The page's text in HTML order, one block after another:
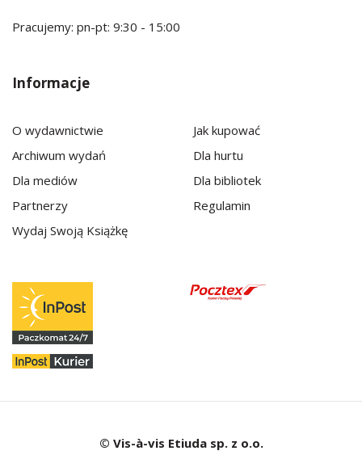
Pracujemy: pn-pt: 9:30 - 15:00
Informacje
O wydawnictwie
Archiwum wydań
Dla mediów
Partnerzy
Wydaj Swoją Książkę
Jak kupować
Dla hurtu
Dla bibliotek
Regulamin
© Vis-à-vis Etiuda sp. z o.o.